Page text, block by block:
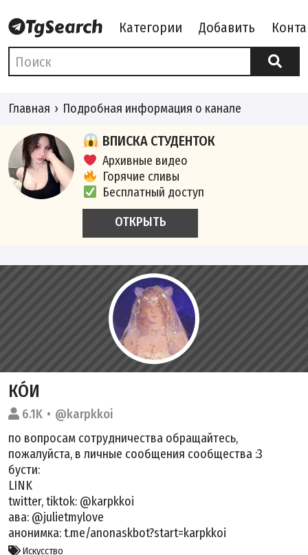
Категории Добавить
Главная Подробная информация о канале
ВПИСКА СТУДЕНТОК
Архивные видео
Горячие сливы
Бесплатный доступ
ОТКРЫТЬ
КÓИ
6.1K
@karpkkoi
по вопросам сотрудничества обращайтесь,
пожалуйста, в личные сообщения сообщества :3
бусти:
LINK
twitter, tiktok: @karpkkoi
ава: @julietmylove
анонимка: t.me/anonaskbot?start=karpkkoi
Искусство